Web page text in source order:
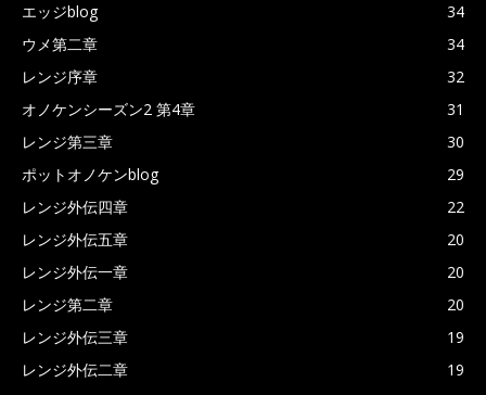
エッジblog
34
ウメ第二章
34
レンジ序章
32
オノケンシーズン2 第4章
31
レンジ第三章
30
ポットオノケンblog
29
レンジ外伝四章
22
レンジ外伝五章
20
レンジ外伝一章
20
レンジ第二章
20
レンジ外伝三章
19
レンジ外伝二章
19